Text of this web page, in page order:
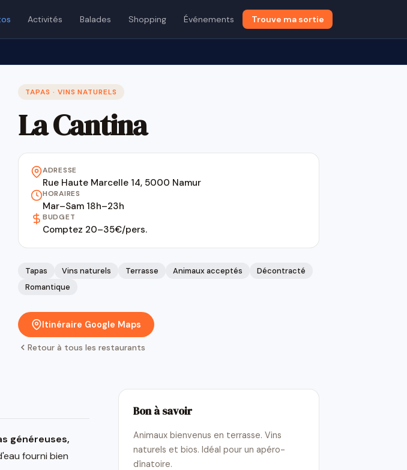
Activités Balades Shopping Événements Trouve ma sortie
TAPAS · VINS NATURELS
La Cantina
ADRESSE
Rue Haute Marcelle 14, 5000 Namur
HORAIRES
Mar–Sam 18h–23h
BUDGET
Comptez 20–35€/pers.
Tapas Vins naturels Terrasse Animaux acceptés
Décontracté
Romantique
Itinéraire Google Maps
Retour à tous les restaurants
généreuses,
fourni bien
Bon à savoir
Animaux bienvenus en terrasse. Vins
naturels et bios. Idéal pour un apéro-
dînatoire.